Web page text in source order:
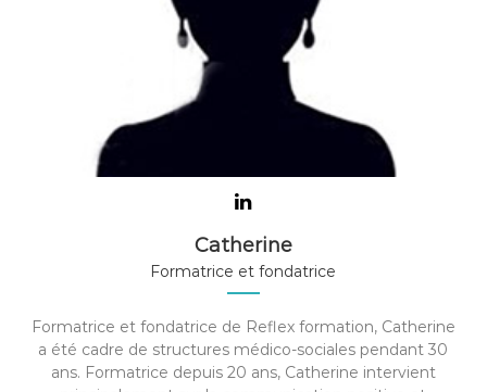
Catherine
Formatrice et fondatrice
Formatrice et fondatrice de Reflex formation, Catherine
a été cadre de structures médico-sociales pendant 30
ans. Formatrice depuis 20 ans, Catherine intervient